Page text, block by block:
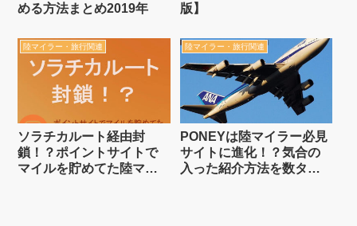
める方法まとめ2019年
版】
陸マイラー・旅行関連
ソラチカルート経由封
鎖！？ポイントサイトで
マイルを貯めてた陸マイ
陸マイラー・旅行関連
PONEYは陸マイラー必見
サイトに進化！？気合の
入った紹介方法を数タッ